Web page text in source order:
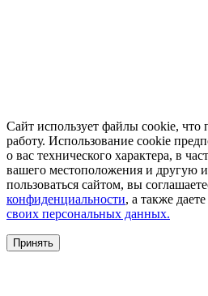
Сайт использует файлы cookie, что
работу. Использование cookie
о вас технического характера, в
вашего местоположения и другую
пользоваться сайтом, вы
конфиденциальности, а также
своих персональных данных.
Принять